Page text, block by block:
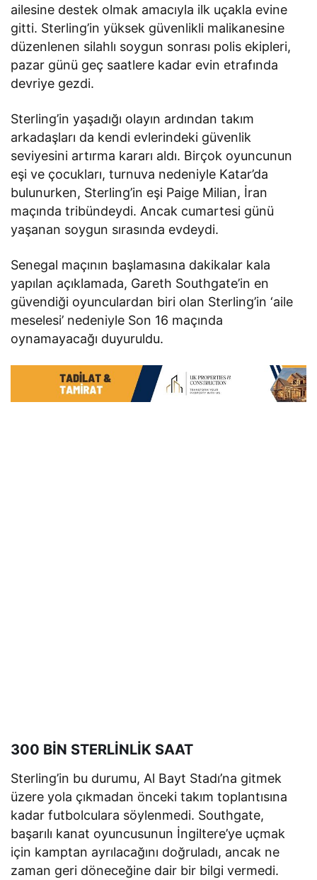
ailesine destek olmak amacıyla ilk uçakla evine
gitti. Sterling’in yüksek güvenlikli malikanesine
düzenlenen silahlı soygun sonrası polis ekipleri,
pazar günü geç saatlere kadar evin etrafında
devriye gezdi.
Sterling’in yaşadığı olayın ardından takım
arkadaşları da kendi evlerindeki güvenlik
seviyesini artırma kararı aldı. Birçok oyuncunun
eşi ve çocukları, turnuva nedeniyle Katar’da
bulunurken, Sterling’in eşi Paige Milian, İran
maçında tribündeydi. Ancak cumartesi günü
yaşanan soygun sırasında evdeydi.
Senegal maçının başlamasına dakikalar kala
yapılan açıklamada, Gareth Southgate’in en
güvendiği oyunculardan biri olan Sterling’in ‘aile
meselesi’ nedeniyle Son 16 maçında
oynamayacağı duyuruldu.
300 BİN STERLİNLİK SAAT
Sterling’in bu durumu, Al Bayt Stadı’na gitmek
üzere yola çıkmadan önceki takım toplantısına
kadar futbolculara söylenmedi. Southgate,
başarılı kanat oyuncusunun İngiltere’ye uçmak
için kamptan ayrılacağını doğruladı, ancak ne
zaman geri döneceğine dair bir bilgi vermedi.